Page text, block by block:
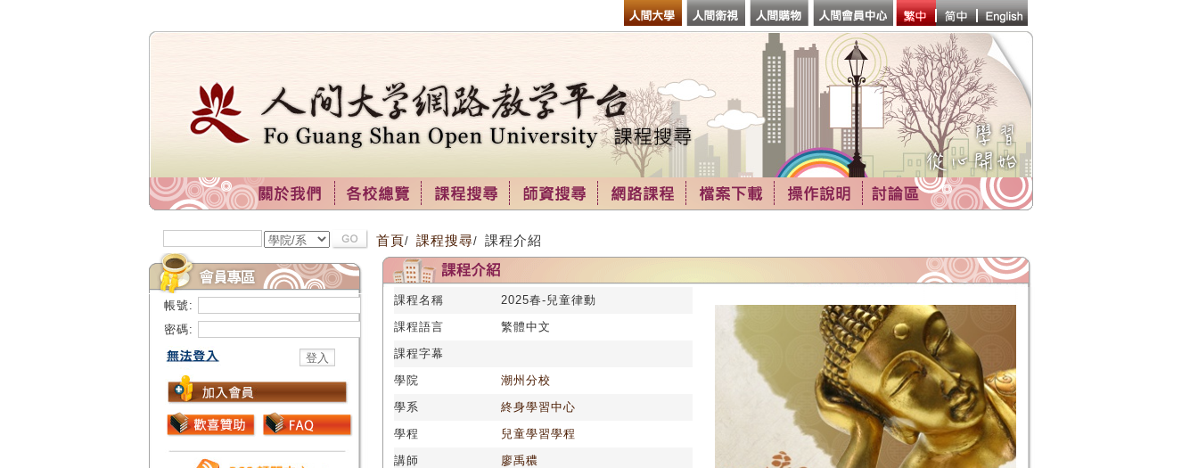
帳號:
密碼:
首頁/ 課程搜尋/ 課程介紹
課程名稱
2025春-兒童律動
課程語言
繁體中文
課程字幕
學院
潮州分校
學系
終身學習中心
學程
兒童學習學程
講師
廖禹穠